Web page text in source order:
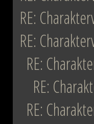
RE:
RE:
RE:
RE:
RE: